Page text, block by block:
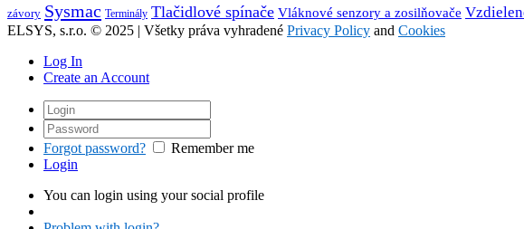
závory Sysmac Terminály Tlačidlové spínače Vláknové senzory a zosilňovače
ELSYS, s.r.o. © 2025 | Všetky práva vyhradené Privacy Policy and Cookies
Log In
Create an Account
Forgot password?
Remember me
Login
You can login using your social profile